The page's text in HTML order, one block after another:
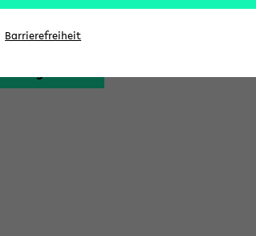
Sie sich an:
Barrierefreiheit